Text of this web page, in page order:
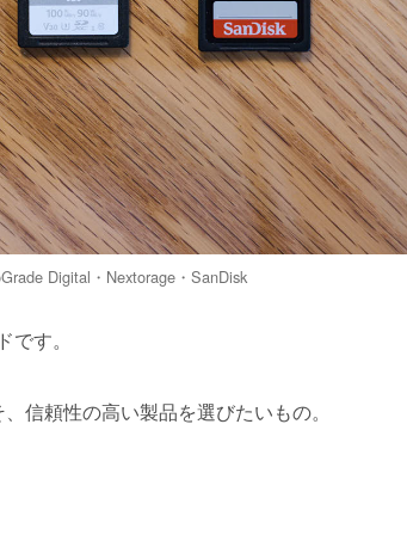
Digital・Nextorage・SanDisk
す。
信頼性の高い製品を選びたいもの。